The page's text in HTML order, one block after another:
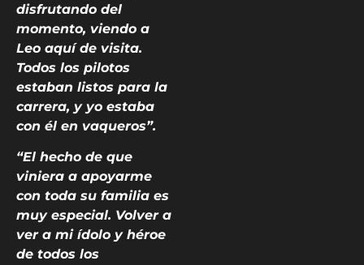
disfrutando del
momento, viendo a
Leo aquí de visita.
Todos los pilotos
estaban listos para la
carrera, y yo estaba
con él en vaqueros”.
“El hecho de que
viniera a apoyarme
con toda su familia es
muy especial. Volver a
ver a mi ídolo y héroe
de todos los